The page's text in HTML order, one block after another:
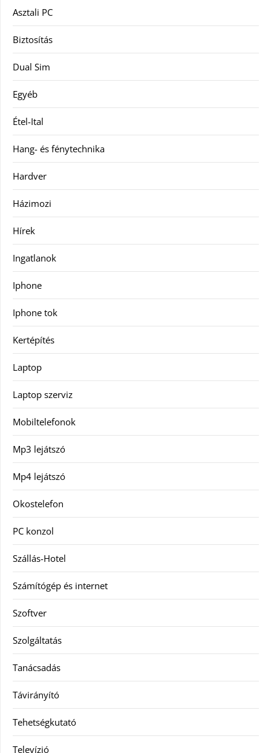
Asztali PC
Biztosítás
Dual Sim
Egyéb
Étel-Ital
Hang- és fénytechnika
Hardver
Házimozi
Hírek
Ingatlanok
Iphone
Iphone tok
Kertépítés
Laptop
Laptop szerviz
Mobiltelefonok
Mp3 lejátszó
Mp4 lejátszó
Okostelefon
PC konzol
Szállás-Hotel
Számítógép és internet
Szoftver
Szolgáltatás
Tanácsadás
Távirányító
Tehetségkutató
Televízió